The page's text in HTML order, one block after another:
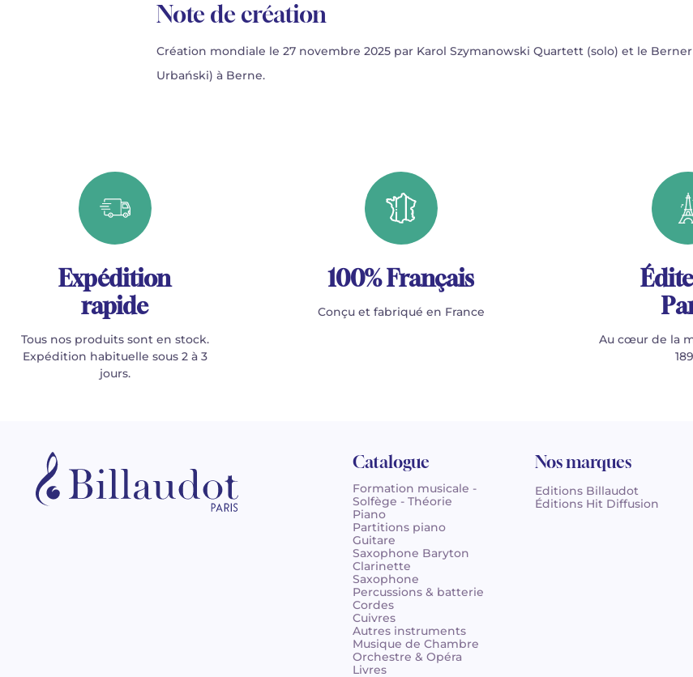
Note de création
Création mondiale le 27 novembre 2025 par Karol Szymanowski Quartett (solo) et le
Urbański) à Berne.
Expédition
rapide
Tous nos produits sont en stock.
Expédition habituelle sous 2 à 3
jours.
100% Français
Conçu et fabriqué en France
Au cœur de la
Catalogue
Formation musicale -
Solfège - Théorie
Piano
Partitions piano
Guitare
Saxophone Baryton
Clarinette
Saxophone
Percussions & batterie
Cordes
Cuivres
Autres instruments
Musique de Chambre
Orchestre & Opéra
Livres
Nos marques
Editions Billaudot
Éditions Hit Diffusion